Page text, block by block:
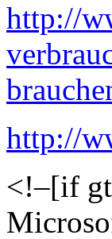
http://
http://
<!–[if